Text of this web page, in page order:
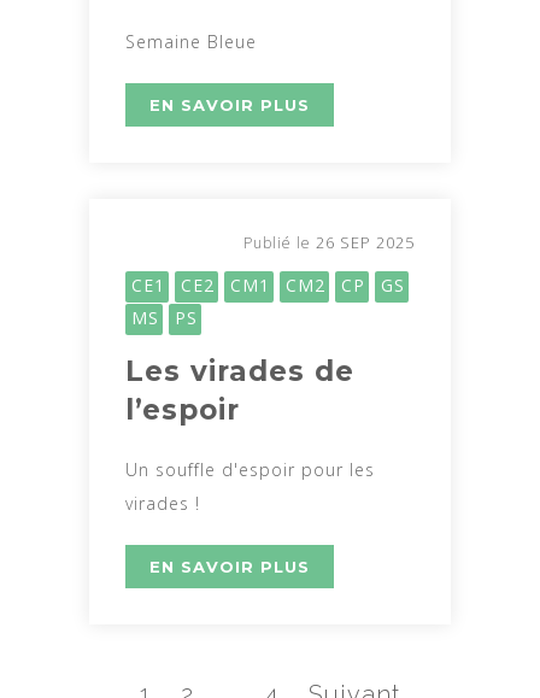
Semaine Bleue
EN SAVOIR PLUS
Publié le 26 SEP 2025
CE1 CE2 CM1 CM2 CP
GS
MS
PS
Les virades de
l’espoir
Un souffle d'espoir pour les
virades !
EN SAVOIR PLUS